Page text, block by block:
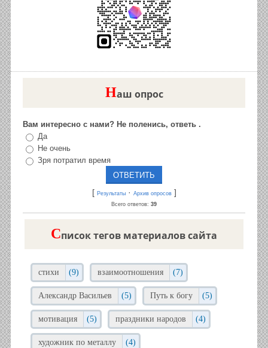
Наш опрос
Вам интересно с нами? Не поленись, ответь .
Да
Не очень
Зря потратил время
[ Результаты· Архив опросов]
Всего ответов: 39
Cписок тегов материалов сайта
стихи (9) взаимоотношения (7)
Александр Васильев (5) Путь к богу (5)
мотивация (5) праздники народов (4)
художник по металлу (4)